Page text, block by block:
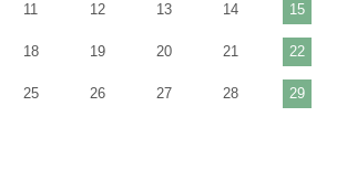
11 12 13 14 15
18 19 20 21 22
25 26 27 28 29